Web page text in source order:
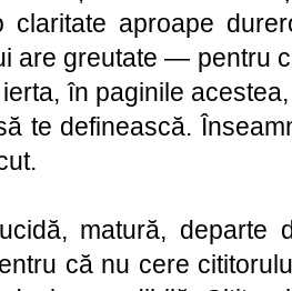
claritate aproape
are greutate — pentru
în paginile
te definească.
matură, departe
că nu cere